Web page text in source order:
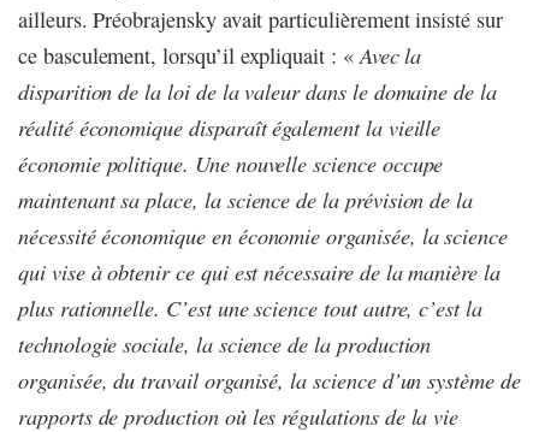
ailleurs. Préobrajensky avait particulièrement insisté sur
ce basculement, lorsqu’il expliquait : «Avec la
disparition de la loi de la valeur dans le domaine de la
réalité économique disparaît également la vieille
économie politique. Une nouvelle science occupe
maintenant sa place, la science de la prévision de la
nécessité économique en économie organisée, la science
qui vise à obtenir ce qui est nécessaire de la manière la
plus rationnelle. C’est une science tout autre, c’est la
technologie sociale, la science de la production
organisée, du travail organisé, la science d’un système de
rapports de production où les régulations de la vie